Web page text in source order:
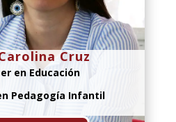
Cruz
en Educación
Pedagogía Infantil